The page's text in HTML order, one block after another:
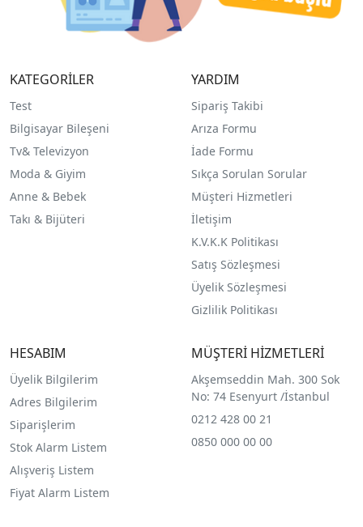
KATEGORİLER
Test
Bilgisayar Bileşeni
Tv& Televizyon
Moda & Giyim
Anne & Bebek
Takı & Bijüteri
YARDIM
Sipariş Takibi
Arıza Formu
İade Formu
Sıkça Sorulan Sorular
Müşteri Hizmetleri
İletişim
K.V.K.K Politikası
Satış Sözleşmesi
Üyelik Sözleşmesi
Gizlilik Politikası
HESABIM
Üyelik Bilgilerim
Adres Bilgilerim
Siparişlerim
Stok Alarm Listem
Alışveriş Listem
Fiyat Alarm Listem
MÜŞTERİ HİZMETLERİ
Akşemseddin Mah. 300 Sok
No: 74 Esenyurt /İstanbul
0212 428 00 21
0850 000 00 00